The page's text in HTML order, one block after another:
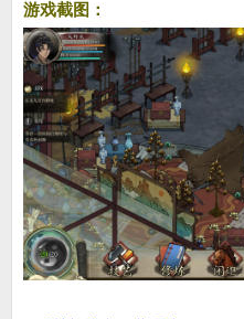
游戏截图：